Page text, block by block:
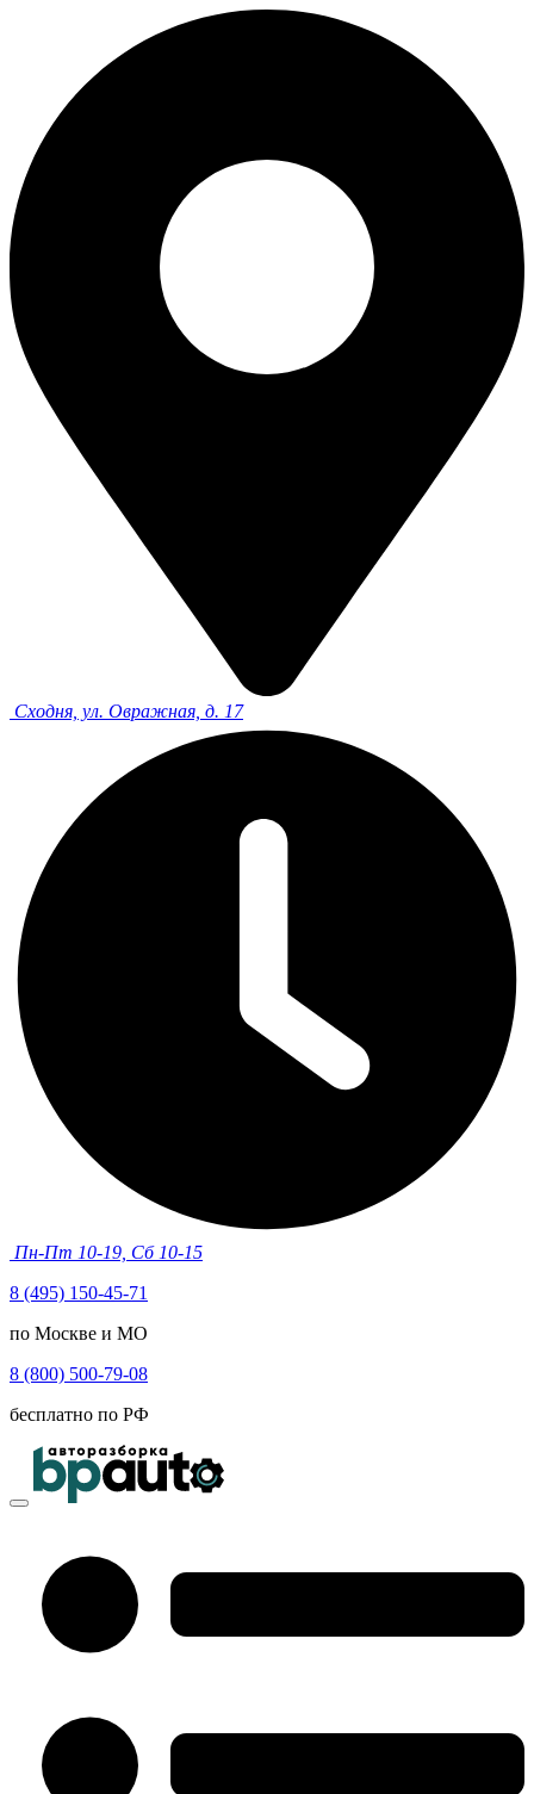
Сходня, ул. Овражная, д. 17
Пн-Пт 10-19, Сб 10-15
8 (495) 150-45-71
по Москве и МО
8 (800) 500-79-08
бесплатно по РФ